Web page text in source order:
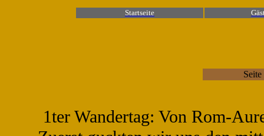
Startseite
1ter Wandertag: Von Rom-